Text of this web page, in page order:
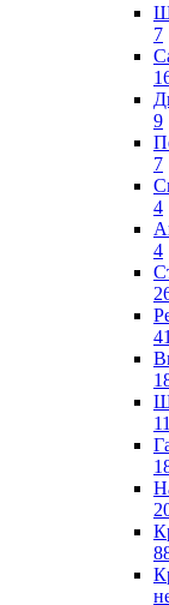
7
9
7
4
4
41
11